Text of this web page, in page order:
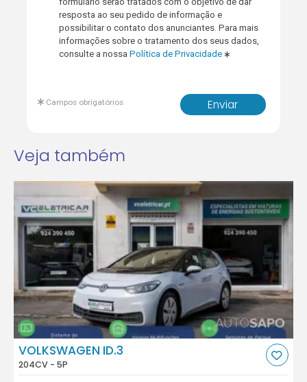
resposta ao seu pedido de informação e
possibilitar o contato dos anunciantes. Para mais
informações sobre o tratamento dos seus dados,
consulte a nossaPolítica de Privacidade
Enviar
Campos obrigatórios
Veja também
VOLKSWAGEN ID.3
204CV - 5P